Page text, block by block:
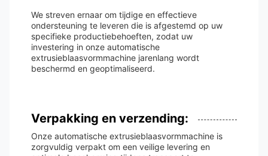
We streven ernaar om tijdige en effectieve
ondersteuning te leveren die is afgestemd op uw
specifieke productiebehoeften, zodat uw
investering in onze automatische
extrusieblaasvormmachine jarenlang wordt
beschermd en geoptimaliseerd.
Verpakking en verzending:
Onze automatische extrusieblaasvormmachine is
zorgvuldig verpakt om een ​​veilige levering en